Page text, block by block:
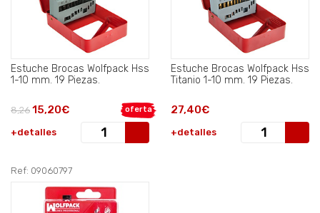
Estuche Brocas Wolfpack Hss
1-10 mm. 19 Piezas.
oferta
8,26 15,20€
+detalles
Estuche Brocas Wolfpack Hss
Titanio 1-10 mm. 19 Piezas.
27,40€
+detalles
Ref: 09060797